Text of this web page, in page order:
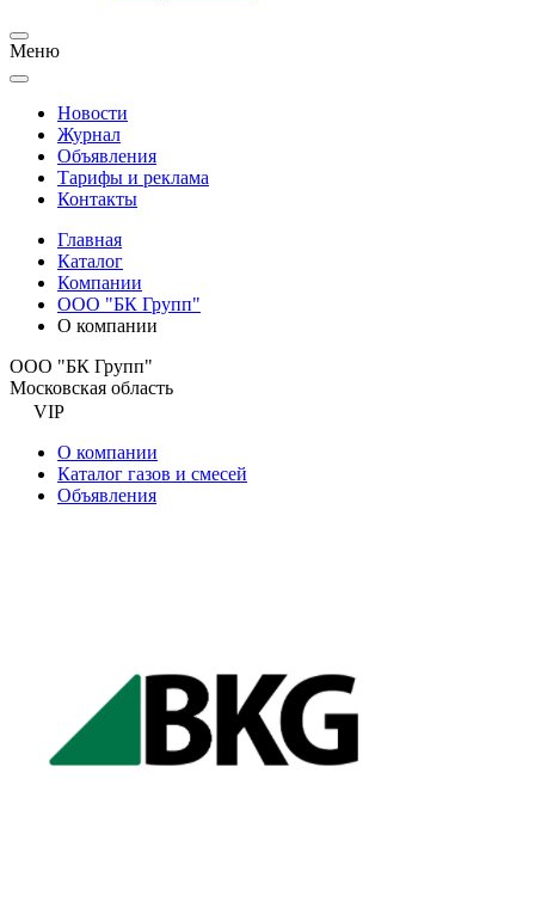
Меню
Новости
Журнал
Объявления
Тарифы и реклама
Контакты
Главная
Каталог
Компании
ООО "БК Групп"
О компании
ООО "БК Групп"
Московская область
VIP
О компании
Каталог газов и смесей
Объявления